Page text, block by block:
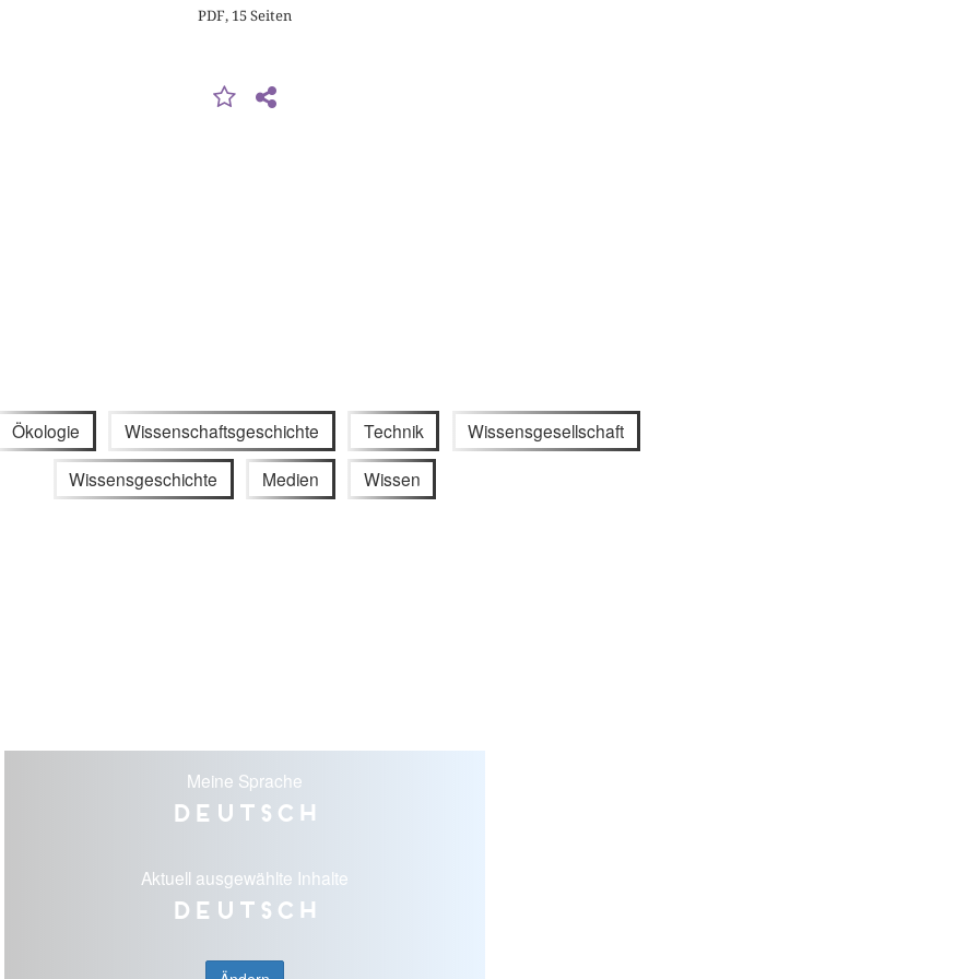
PDF, 15 Seiten
Ökologie Wissenschaftsgeschichte Technik Wissensgesellschaft
Wissensgeschichte Medien Wissen
Meine Sprache
Deutsch
Aktuell ausgewählte Inhalte
Deutsch